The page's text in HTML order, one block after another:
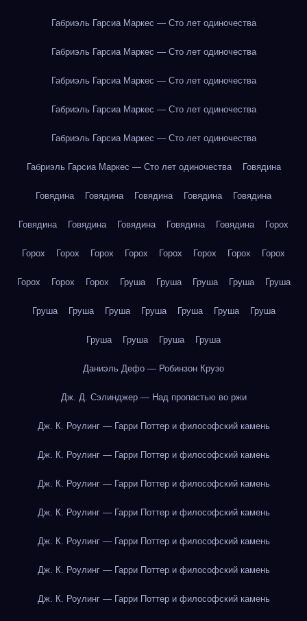
Габриэль Гарсиа Маркес — Сто лет одиночества
Габриэль Гарсиа Маркес — Сто лет одиночества
Габриэль Гарсиа Маркес — Сто лет одиночества
Габриэль Гарсиа Маркес — Сто лет одиночества
Габриэль Гарсиа Маркес — Сто лет одиночества
Габриэль Гарсиа Маркес — Сто лет одиночества Говядина
Говядина Говядина Говядина Говядина Говядина
Говядина Говядина Говядина Говядина Говядина Горох
Горох Горох Горох Горох Горох Горох Горох Горох
Горох Горох Горох Груша Груша Груша Груша Груша
Груша Груша Груша Груша Груша Груша Груша
Груша Груша Груша Груша
Даниэль Дефо — Робинзон Крузо
Дж. Д. Сэлинджер — Над пропастью во ржи
Дж. К. Роулинг — Гарри Поттер и философский камень
Дж. К. Роулинг — Гарри Поттер и философский камень
Дж. К. Роулинг — Гарри Поттер и философский камень
Дж. К. Роулинг — Гарри Поттер и философский камень
Дж. К. Роулинг — Гарри Поттер и философский камень
Дж. К. Роулинг — Гарри Поттер и философский камень
Дж. К. Роулинг — Гарри Поттер и философский камень